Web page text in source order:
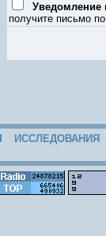
Уведомление
получите письмо
ИССЛЕДОВАНИЯ